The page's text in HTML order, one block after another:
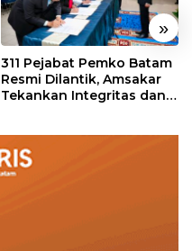
»
311 Pejabat Pemko Batam
Resmi Dilantik, Amsakar
Tekankan Integritas dan